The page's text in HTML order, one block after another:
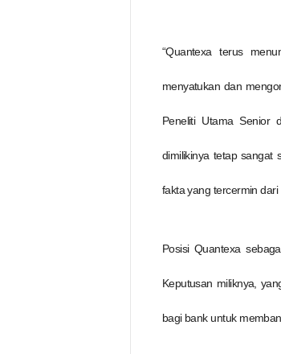
“Quantexa terus
menyatukan dan
Peneliti Utama Senior
dimilikinya tetap sangat
fakta yang tercermin
Posisi Quantexa
Keputusan miliknya,
bagi bank untuk